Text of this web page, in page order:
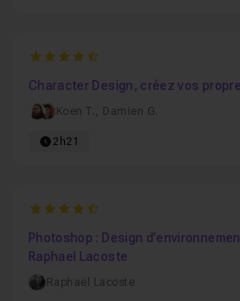
4.8571428571429
Character Design, créez vos
Koen T. , Damien G.
2h21
4.5869565217391
Photoshop : Design
Raphael Lacoste
Raphaël Lacoste